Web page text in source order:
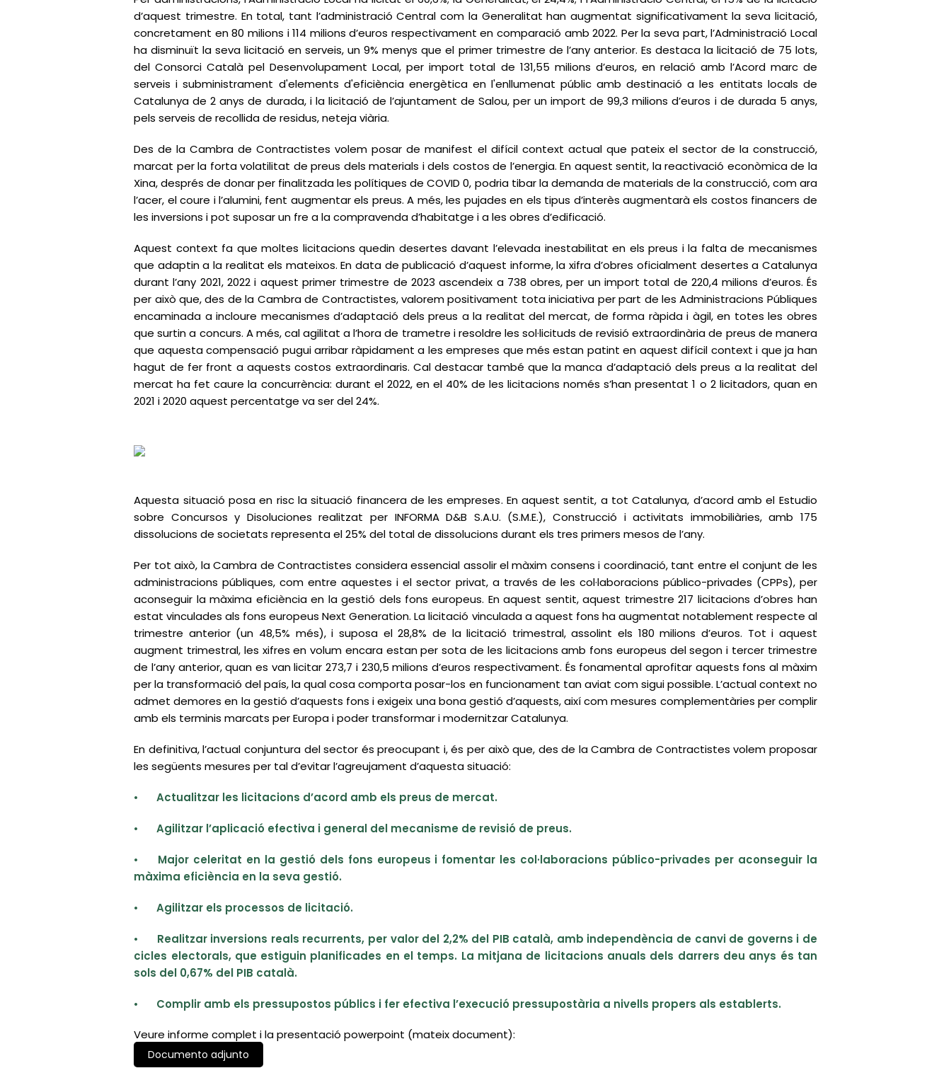
d’aquest trimestre. En total, tant l’administració Central com la Generalitat han augmentat significativament la seva licitació,
concretament en 80 milions i 114 milions d’euros respectivament en comparació amb 2022. Per la seva part, l’Administració Local
ha disminuït la seva licitació en serveis, un 9% menys que el primer trimestre de l’any anterior. Es destaca la licitació de 75 lots,
del Consorci Català pel Desenvolupament Local, per import total de 131,55 milions d’euros, en relació amb l’Acord marc de
serveis i subministrament d'elements d'eficiència energètica en l'enllumenat públic amb destinació a les entitats locals de
Catalunya de 2 anys de durada, i la licitació de l’ajuntament de Salou, per un import de 99,3 milions d’euros i de durada 5 anys,
pels serveis de recollida de residus, neteja viària.
Des de la Cambra de Contractistes volem posar de manifest el difícil context actual que pateix el sector de la construcció,
marcat per la forta volatilitat de preus dels materials i dels costos de l’energia. En aquest sentit, la reactivació econòmica de la
Xina, després de donar per finalitzada les polítiques de COVID 0, podria tibar la demanda de materials de la construcció, com ara
l’acer, el coure i l’alumini, fent augmentar els preus. A més, les pujades en els tipus d’interès augmentarà els costos financers de
les inversions i pot suposar un fre a la compravenda d’habitatge i a les obres d’edificació.
Aquest context fa que moltes licitacions quedin desertes davant l’elevada inestabilitat en els preus i la falta de mecanismes
que adaptin a la realitat els mateixos. En data de publicació d’aquest informe, la xifra d’obres oficialment desertes a Catalunya
durant l’any 2021, 2022 i aquest primer trimestre de 2023 ascendeix a 738 obres, per un import total de 220,4 milions d’euros. És
per això que, des de la Cambra de Contractistes, valorem positivament tota iniciativa per part de les Administracions Públiques
encaminada a incloure mecanismes d’adaptació dels preus a la realitat del mercat, de forma ràpida i àgil, en totes les obres
que surtin a concurs. A més, cal agilitat a l’hora de trametre i resoldre les sol·licituds de revisió extraordinària de preus de manera
que aquesta compensació pugui arribar ràpidament a les empreses que més estan patint en aquest difícil context i que ja han
hagut de fer front a aquests costos extraordinaris. Cal destacar també que la manca d’adaptació dels preus a la realitat del
mercat ha fet caure la concurrència: durant el 2022, en el 40% de les licitacions només s’han presentat 1 o 2 licitadors, quan en
2021 i 2020 aquest percentatge va ser del 24%.
Aquesta situació posa en risc la situació financera de les empreses. En aquest sentit, a tot Catalunya, d’acord amb el Estudio
sobre Concursos y Disoluciones realitzat per INFORMA D&B S.A.U. (S.M.E.), Construcció i activitats immobiliàries, amb 175
dissolucions de societats representa el 25% del total de dissolucions durant els tres primers mesos de l’any.
Per tot això, la Cambra de Contractistes considera essencial assolir el màxim consens i coordinació, tant entre el conjunt de les
administracions públiques, com entre aquestes i el sector privat, a través de les col·laboracions público-privades (CPPs), per
aconseguir la màxima eficiència en la gestió dels fons europeus. En aquest sentit, aquest trimestre 217 licitacions d’obres han
estat vinculades als fons europeus Next Generation. La licitació vinculada a aquest fons ha augmentat notablement respecte al
trimestre anterior (un 48,5% més), i suposa el 28,8% de la licitació trimestral, assolint els 180 milions d’euros. Tot i aquest
augment trimestral, les xifres en volum encara estan per sota de les licitacions amb fons europeus del segon i tercer trimestre
de l’any anterior, quan es van licitar 273,7 i 230,5 milions d’euros respectivament. És fonamental aprofitar aquests fons al màxim
per la transformació del país, la qual cosa comporta posar-los en funcionament tan aviat com sigui possible. L’actual context no
admet demores en la gestió d’aquests fons i exigeix una bona gestió d’aquests, així com mesures complementàries per complir
amb els terminis marcats per Europa i poder transformar i modernitzar Catalunya.
En definitiva, l’actual conjuntura del sector és preocupant i, és per això que, des de la Cambra de Contractistes volem proposar
les següents mesures per tal d’evitar l’agreujament d’aquesta situació:
• Actualitzar les licitacions d’acord amb els preus de mercat.
• Agilitzar l’aplicació efectiva i general del mecanisme de revisió de preus.
•
Major celeritat en la gestió dels fons europeus i fomentar les col·laboracions público-privades per aconseguir la
màxima eficiència en la seva gestió.
• Agilitzar els processos de licitació.
•
Realitzar inversions reals recurrents, per valor del 2,2% del PIB català, amb independència de canvi de governs i de
cicles electorals, que estiguin planificades en el temps. La mitjana de licitacions anuals dels darrers deu anys és tan
sols del 0,67% del PIB català.
• Complir amb els pressupostos públics i fer efectiva l’execució pressupostària a nivells propers als establerts.
Veure informe complet i la presentació powerpoint (mateix document):
Documento adjunto